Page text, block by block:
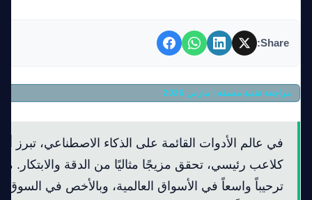
Share:
مراجعة تقنية معمقة | مارس 2026
كلاعب رئيسي، تحقق مزيجًا مثاليًا من الدقة والابتكار.
ترحيباً واسعاً في الأسواق العالمية، وبالأخص في السوق